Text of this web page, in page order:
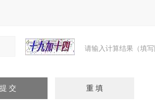
请输入计算结果（填